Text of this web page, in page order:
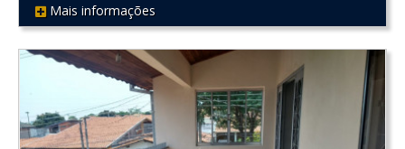
REF 455
Mais informações